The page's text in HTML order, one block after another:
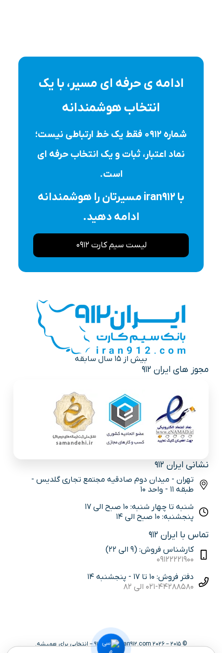
ادامه ی حرفه ای مسیر، با یک
انتخاب هوشمندانه
شماره ۰۹۱۲ فقط یک خط ارتباطی نیست؛
نماد اعتبار، ثبات و یک انتخاب حرفه ای
است.
با iran912 مسیرتان را هوشمندانه
ادامه دهید.
لیست سیم کارت 0912
بیش از 15 سال سابقه
نشانی ایران 912
تهران - میدان دوم صادقیه مجتمع تجاری گلدیس -
طبقه 11 - واحد 10
شنبه تا چهار شنبه: 10 صبح الی 17
پنجشنبه: 10 صبح الی 14
تماس با ایران 912
کارشناس فروش: (9 الی 22)
09122221900
دفتر فروش: 10 تا 17 - پنجشنبه 14
021-44288580 الی 82
مجوز های ایران 912
© 2015 – 2026 iran912.com | ایران 912 – انتخابی برای همیشه.